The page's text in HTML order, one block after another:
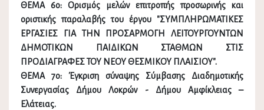
ΘΕΜΑ 6ο: Ορισμός μελών επιτροπής προσωρινής και
οριστικής παραλαβής του έργου "ΣΥΜΠΛΗΡΩΜΑΤΙΚΕΣ
ΕΡΓΑΣΙΕΣ ΓΙΑ ΤΗΝ ΠΡΟΣΑΡΜΟΓΗ ΛΕΙΤΟΥΡΓΟΥΝΤΩΝ
ΔΗΜΟΤΙΚΩΝ ΠΑΙΔΙΚΩΝ ΣΤΑΘΜΩΝ ΣΤΙΣ
ΠΡΟΔΙΑΓΡΑΦΕΣ ΤΟΥ ΝΕΟΥ ΘΕΣΜΙΚΟΥ ΠΛΑΙΣΙΟΥ".
ΘΕΜΑ 7ο: Έγκριση σύναψης Σύμβασης Διαδημοτικής
Συνεργασίας Δήμου Λοκρών - Δήμου Αμφίκλειας –
Ελάτειας.